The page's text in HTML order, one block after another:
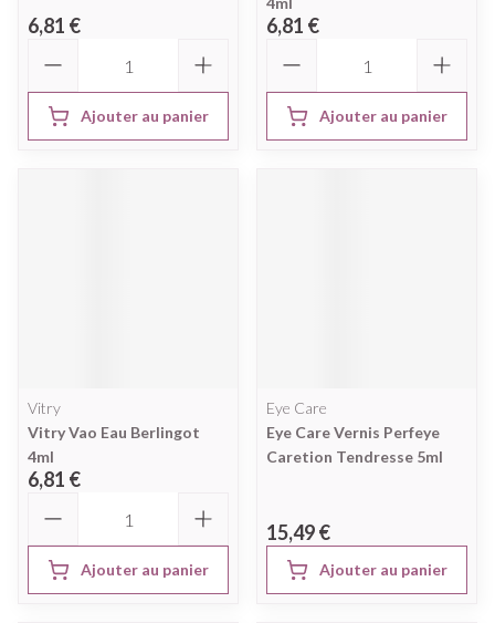
6,81 €
Ajouter au panier
6,81 €
Ajouter au panier
Vitry
Vitry Vao Eau Berlingot
4ml
6,81 €
Ajouter au panier
Eye Care
Eye Care Vernis Perfeye
Caretion Tendresse 5ml
15,49 €
Ajouter au panier